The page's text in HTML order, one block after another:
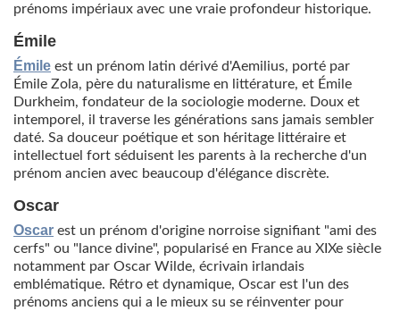
prénoms impériaux avec une vraie profondeur historique.
Émile
Émile est un prénom latin dérivé d'Aemilius, porté par
Émile Zola, père du naturalisme en littérature, et Émile
Durkheim, fondateur de la sociologie moderne. Doux et
intemporel, il traverse les générations sans jamais sembler
daté. Sa douceur poétique et son héritage littéraire et
intellectuel fort séduisent les parents à la recherche d'un
prénom ancien avec beaucoup d'élégance discrète.
Oscar
Oscar est un prénom d'origine norroise signifiant "ami des
cerfs" ou "lance divine", popularisé en France au XIXe siècle
notamment par Oscar Wilde, écrivain irlandais
emblématique. Rétro et dynamique, Oscar est l'un des
prénoms anciens qui a le mieux su se réinventer pour